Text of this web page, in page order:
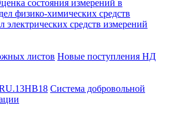
состояния измерений в
физико-химических средств
электрических средств измерений
листов Новые поступления НД
Система добровольной